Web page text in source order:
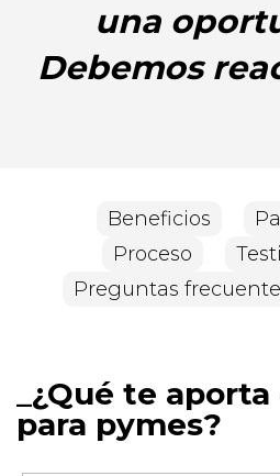
una
Debemos
Beneficios
Proceso
Preguntas
¿Qué te
para pymes?